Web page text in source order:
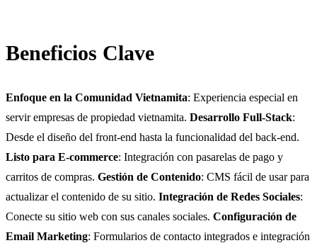
Beneficios Clave
Enfoque en la Comunidad Vietnamita: Experiencia especial en
servir empresas de propiedad vietnamita. Desarrollo Full-Stack:
Desde el diseño del front-end hasta la funcionalidad del back-end.
Listo para E-commerce: Integración con pasarelas de pago y
carritos de compras. Gestión de Contenido: CMS fácil de usar para
actualizar el contenido de su sitio. Integración de Redes Sociales:
Conecte su sitio web con sus canales sociales. Configuración de
Email Marketing: Formularios de contacto integrados e integración